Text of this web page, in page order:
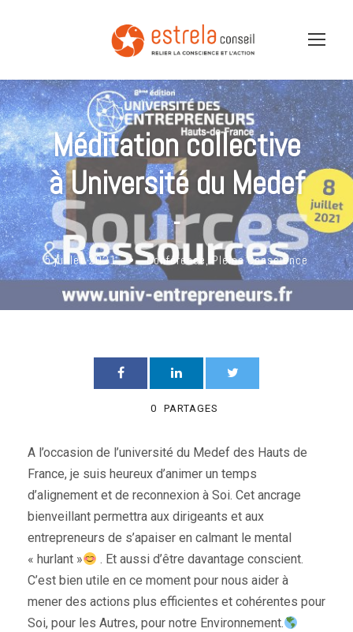
Méditation collective
à Université du Medef
-
5 juillet 2021 • Conférence, Pleine Conscience
0 PARTAGES
A l’occasion de l’université du Medef des Hauts de
France, je suis heureux d’animer un temps
d’alignement et de reconnexion à Soi. Cet ancrage
bienveillant permettra aux dirigeants et aux
entrepreneurs de s’apaiser en calmant le mental
« hurlant »
. Et aussi d’être davantage conscient.
C’est bien utile en ce moment pour nous aider à
mener des actions plus efficientes et cohérentes pour
Soi, pour les Autres, pour notre Environnement.